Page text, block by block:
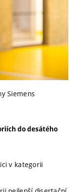
Siemens
do desátého
v kategorii